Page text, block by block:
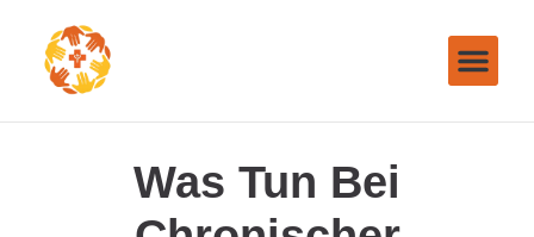
Was Tun Bei